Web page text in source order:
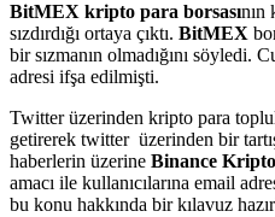
BitMEX kripto para borsasının
sızdırdığı ortaya çıktı. BitMEX
bir sızmanın olmadığını söyledi.
adresi ifşa edilmişti.
Twitter üzerinden kripto para
getirerek twitter üzerinden bir
haberlerin üzerine Binance
amacı ile kullanıcılarına email
bu konu hakkında bir kılavuz